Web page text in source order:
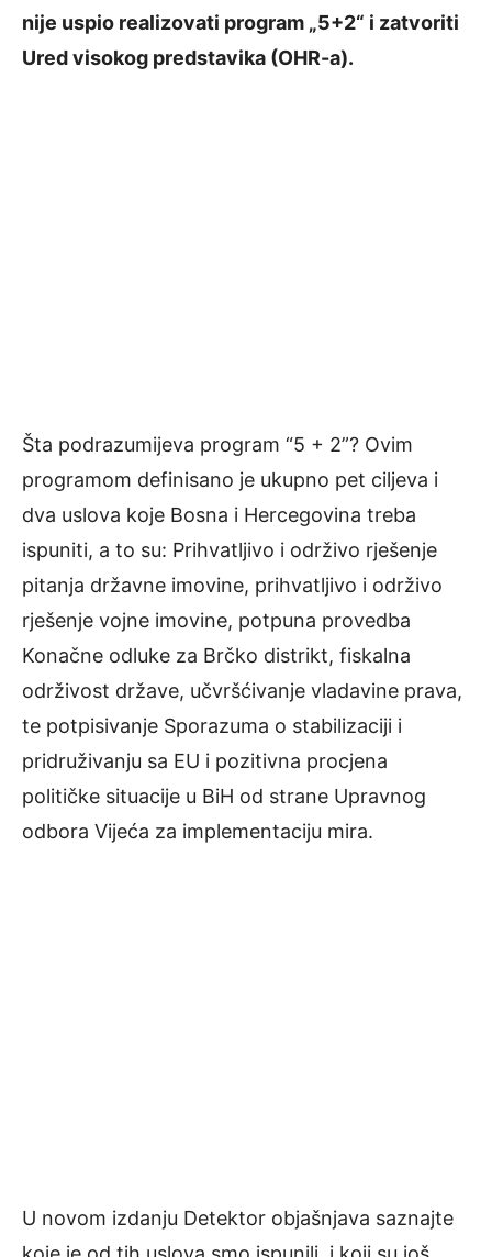
nije uspio realizovati program „5+2“ i zatvoriti
Ured visokog predstavika (OHR-a).
Šta podrazumijeva program “5 + 2”? Ovim
programom definisano je ukupno pet ciljeva i
dva uslova koje Bosna i Hercegovina treba
ispuniti, a to su: Prihvatljivo i održivo rješenje
pitanja državne imovine, prihvatljivo i održivo
rješenje vojne imovine, potpuna provedba
Konačne odluke za Brčko distrikt, fiskalna
održivost države, učvršćivanje vladavine prava,
te potpisivanje Sporazuma o stabilizaciji i
pridruživanju sa EU i pozitivna procjena
političke situacije u BiH od strane Upravnog
odbora Vijeća za implementaciju mira.
U novom izdanju Detektor objašnjava saznajte